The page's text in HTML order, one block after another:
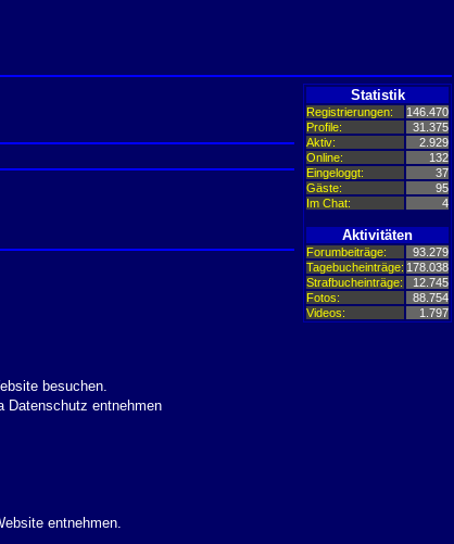
besuchen.
entnehmen
entnehmen.
Statistik
Registrierungen:
146.470
Profile:
31.375
Aktiv:
2.929
Online:
132
Eingeloggt:
37
Gäste:
95
Im Chat:
4
Aktivitäten
Forumbeiträge:
93.279
Tagebucheinträge: 178.038
Strafbucheinträge:
12.745
Fotos:
88.754
Videos:
1.797